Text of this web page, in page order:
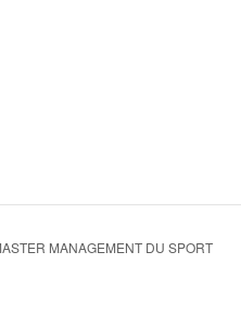
MANAGEMENT DU SPORT